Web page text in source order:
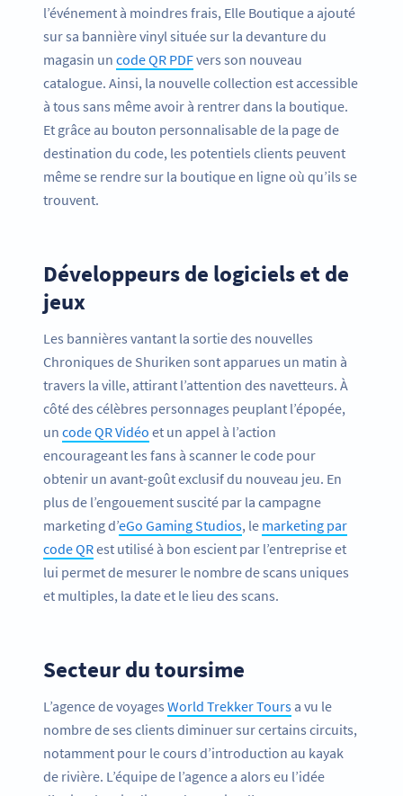
l’événement à moindres frais, Elle Boutique a ajouté
sur sa bannière vinyl située sur la devanture du
magasin un code QR PDFvers son nouveau
catalogue. Ainsi, la nouvelle collection est accessible
à tous sans même avoir à rentrer dans la boutique.
Et grâce au bouton personnalisable de la page de
destination du code, les potentiels clients peuvent
même se rendre sur la boutique en ligne où qu’ils se
trouvent.
Développeurs de logiciels et de
jeux
Les bannières vantant la sortie des nouvelles
Chroniques de Shuriken sont apparues un matin à
travers la ville, attirant l’attention des navetteurs. À
côté des célèbres personnages peuplant l’épopée,
un code QR Vidéo et un appel à l’action
encourageant les fans à scanner le code pour
obtenir un avant-goût exclusif du nouveau jeu. En
plus de l’engouement suscité par la campagne
marketing d’eGo Gaming Studios, le marketing par
code QRest utilisé à bon escient par l’entreprise et
lui permet de mesurer le nombre de scans uniques
et multiples, la date et le lieu des scans.
Secteur du toursime
L’agence de voyages World Trekker Tours a vu le
nombre de ses clients diminuer sur certains circuits,
notamment pour le cours d’introduction au kayak
de rivière. L’équipe de l’agence a alors eu l’idée